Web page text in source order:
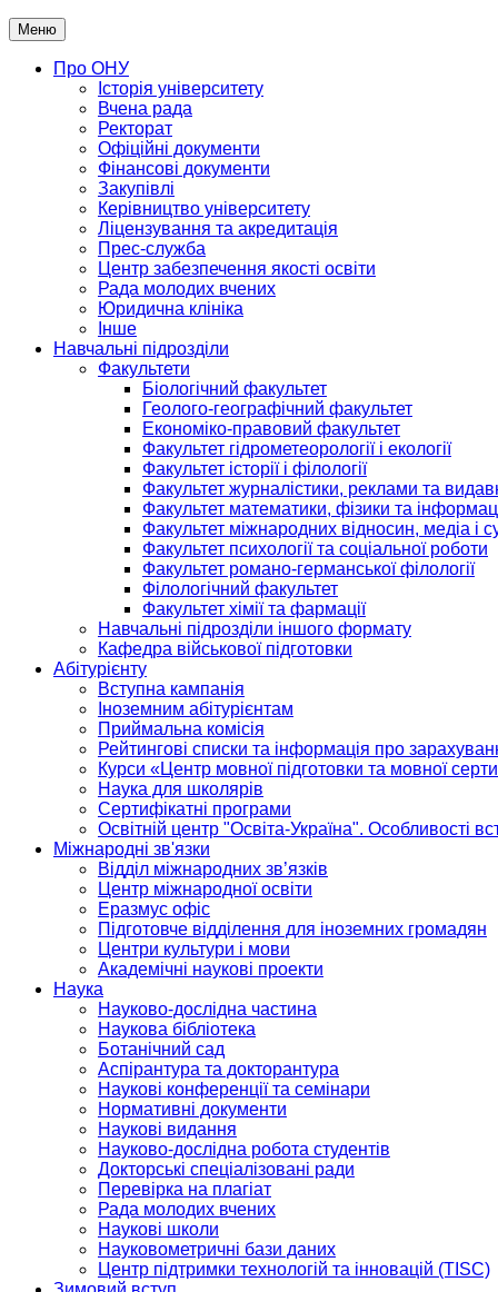
Меню
Про ОНУ
Історія університету
Вчена рада
Ректорат
Офіційні документи
Фінансові документи
Закупівлі
Керівництво університету
Ліцензування та акредитація
Прес-служба
Центр забезпечення якості освіти
Рада молодих вчених
Юридична клініка
Інше
Навчальні підрозділи
Факультети
Біологічний факультет
Геолого-географічний факультет
Економіко-правовий факультет
Факультет гідрометеорології і екології
Факультет історії і філології
Факультет журналістики, реклами та
Факультет математики, фізики та
Факультет міжнародних відносин, медіа і
Факультет психології та соціальної роботи
Факультет романо-германської філології
Філологічний факультет
Факультет хімії та фармації
Навчальні підрозділи іншого формату
Кафедра військової підготовки
Абітурієнту
Вступна кампанія
Іноземним абітурієнтам
Приймальна комісія
Рейтингові списки та інформація про
Курси «Центр мовної підготовки та мовної
Наука для школярів
Сертифікатні програми
Освітній центр "Освіта-Україна". Особливості
Міжнародні зв'язки
Відділ міжнародних зв’язків
Центр міжнародної освіти
Еразмус офіс
Підготовче відділення для іноземних громадян
Центри культури і мови
Академічні наукові проекти
Наука
Науково-дослідна частина
Наукова бібліотека
Ботанічний сад
Аспірантура та докторантура
Наукові конференції та семінари
Нормативні документи
Наукові видання
Науково-дослідна робота студентів
Докторські спеціалізовані ради
Перевірка на плагіат
Рада молодих вчених
Наукові школи
Науковометричні бази даних
Центр підтримки технологій та інновацій (TISC)